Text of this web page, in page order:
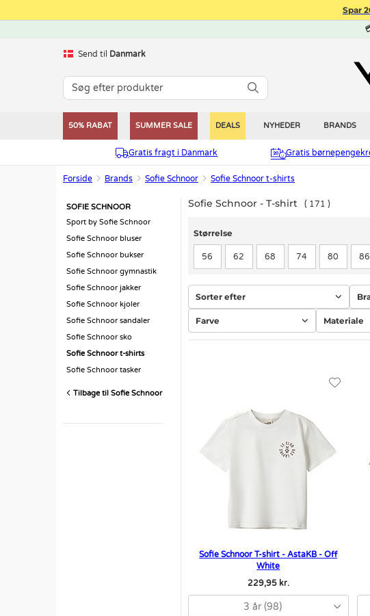
Spar
Send til Danmark
50% RABAT SUMMER SALE DEALS NYHEDER BRANDS
Gratis fragt i Danmark Gratis
Forside Brands Sofie Schnoor Sofie Schnoor t-shirts
SOFIE SCHNOOR
Sport by Sofie Schnoor
Sofie Schnoor bluser
Sofie Schnoor bukser
Sofie Schnoor gymnastik
Sofie Schnoor jakker
Sofie Schnoor kjoler
Sofie Schnoor sandaler
Sofie Schnoor sko
Sofie Schnoor t-shirts
Sofie Schnoor tasker
Tilbage til Sofie Schnoor
Sofie Schnoor - T-shirt 171
Størrelse
56 62 68 74 80 86
Sorter efter
Farve Materiale
Sofie Schnoor T-shirt - AstaKB - Off
White
229,95 kr.
3 år (98)